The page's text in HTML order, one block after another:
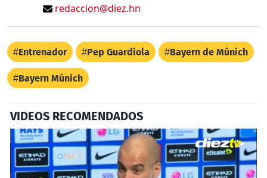
redaccion@diez.hn
Entrenador Pep Guardiola Bayern de Múnich
Bayern Múnich
VIDEOS RECOMENDADOS